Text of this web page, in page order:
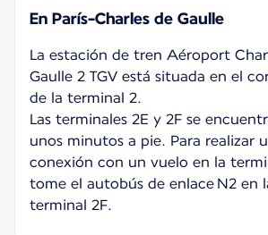
En París-Charles de Gaulle
La estación de tren Aéroport
Gaulle 2 TGV está situada en el
de la terminal 2.
Las terminales 2E y 2F se
unos minutos a pie. Para realizar
conexión con un vuelo en la
tome el autobús de enlace N2 en
terminal 2F.